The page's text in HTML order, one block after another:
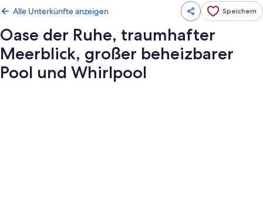
Alle Unterkünfte anzeigen Speichern
Oase der Ruhe, traumhafter
Meerblick, großer beheizbarer
Pool und Whirlpool